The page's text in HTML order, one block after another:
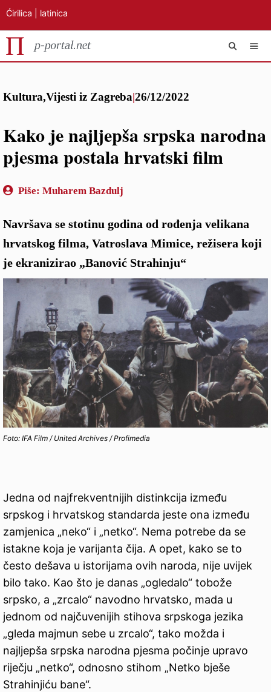
Ćirilica latinica
Kultura,Vijesti iz Zagreba|26/12/2022
Kako je najljepša srpska narodna
pjesma postala hrvatski film
Piše: Muharem Bazdulj
Navršava se stotinu godina od rođenja velikana
hrvatskog filma, Vatroslava Mimice, režisera koji
je ekranizirao „Banović Strahinju“
Foto: IFA Film / United Archives / Profimedia
Jedna od najfrekventnijih distinkcija između
srpskog i hrvatskog standarda jeste ona između
zamjenica „neko“ i „netko“. Nema potrebe da se
istakne koja je varijanta čija. A opet, kako se to
često dešava u istorijama ovih naroda, nije uvijek
bilo tako. Kao što je danas „ogledalo“ tobože
srpsko, a „zrcalo“ navodno hrvatsko, mada u
jednom od najčuvenijih stihova srpskoga jezika
„gleda majmun sebe u zrcalo“, tako možda i
najljepša srpska narodna pjesma počinje upravo
riječju „netko“, odnosno stihom „Netko bješe
Strahinjiću bane“.